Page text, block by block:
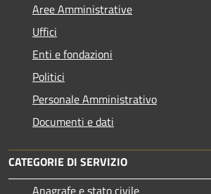
Aree Amministrative
Uffici
Enti e fondazioni
Politici
Personale Amministrativo
Documenti e dati
CATEGORIE DI SERVIZIO